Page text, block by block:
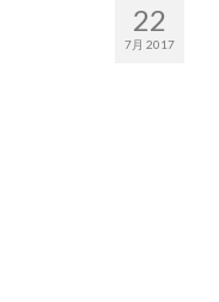
22
7月 2017